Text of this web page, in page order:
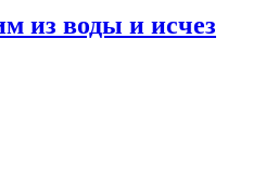
из воды и исчез